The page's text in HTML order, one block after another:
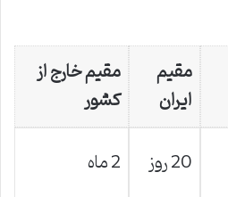
مقیم
ایران
مقیم خارج از
کشور
20 روز
2 ماه